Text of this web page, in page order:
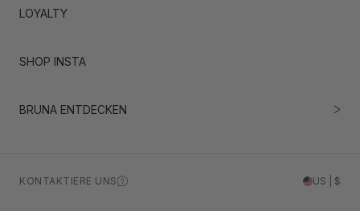
LOYALTY
SHOP INSTA
BRUNA ENTDECKEN
KONTAKTIERE UNS US | $